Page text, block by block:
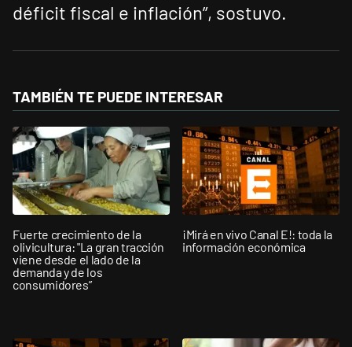
déficit fiscal e inflación”, sostuvo.
TAMBIÉN TE PUEDE INTERESAR
Fuerte crecimiento de la
olivicultura: "La gran tracción
viene desde el lado de la
demanda y de los
consumidores”
¡Mirá en vivo Canal E!: toda la
información económica